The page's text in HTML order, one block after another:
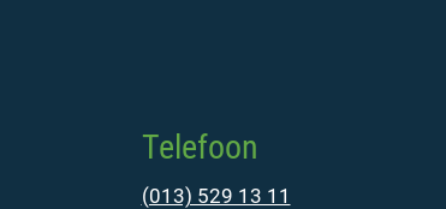
Telefoon
(013) 529 13 11